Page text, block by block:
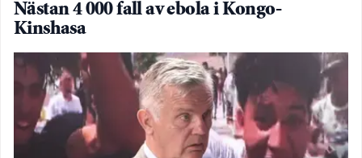
Nästan 4 000 fall av ebola i Kongo-
Kinshasa